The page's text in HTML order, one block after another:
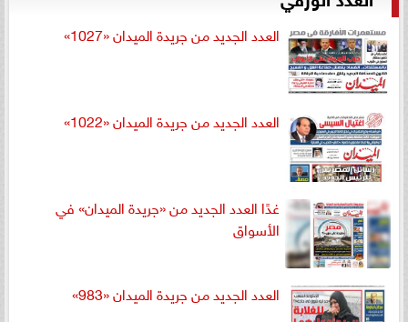
العدد الجديد من جريدة الميدان «1027»
العدد الجديد من جريدة الميدان «1022»
غدًا العدد الجديد من «جريدة الميدان» في
الأسواق
العدد الجديد من جريدة الميدان «983»